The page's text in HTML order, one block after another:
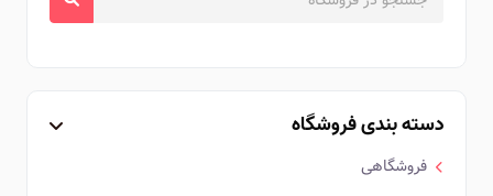
دسته بندی فروشگاه
فروشگاهی